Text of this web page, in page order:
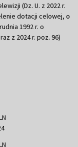
(Dz. U. z 2022 r.
dotacji celowej, o
1992 r. o
z 2024 r. poz. 96)